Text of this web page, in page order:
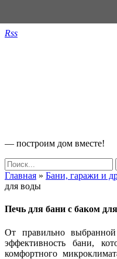
Rss
— построим дом вместе!
Главная » Бани, гаражи и
для воды
Печь для бани с баком
От правильно
эффективность бани,
комфортного